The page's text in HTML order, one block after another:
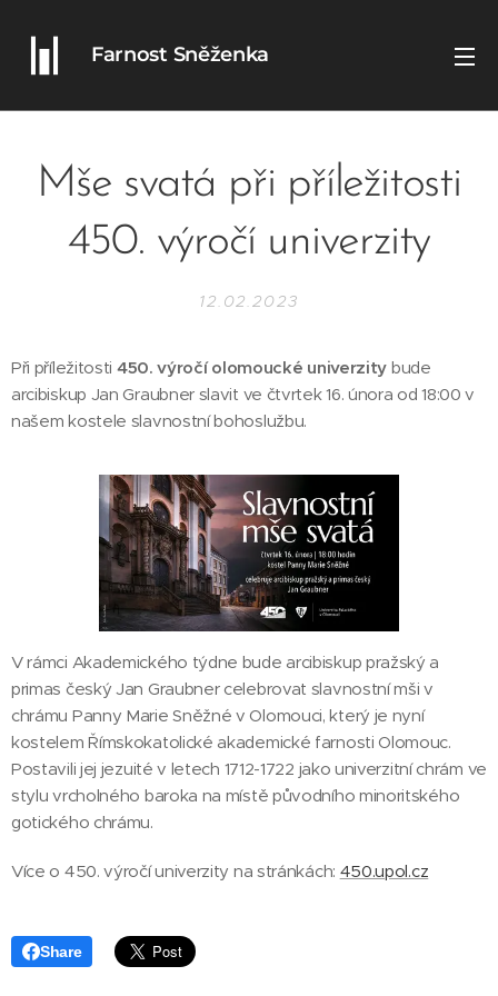
Farnost Sněženka
Mše svatá při příležitosti
450. výročí univerzity
12.02.2023
Při příležitosti 450. výročí olomoucké univerzity bude
arcibiskup Jan Graubner slavit ve čtvrtek 16. února od 18:00 v
našem kostele slavnostní bohoslužbu.
V rámci Akademického týdne bude arcibiskup pražský a
primas český Jan Graubner celebrovat slavnostní mši v
chrámu Panny Marie Sněžné v Olomouci, který je nyní
kostelem Římskokatolické akademické farnosti Olomouc.
Postavili jej jezuité v letech 1712-1722 jako univerzitní chrám ve
stylu vrcholného baroka na místě původního minoritského
gotického chrámu.
Více o 450. výročí univerzity na stránkách: 450.upol.cz
Share